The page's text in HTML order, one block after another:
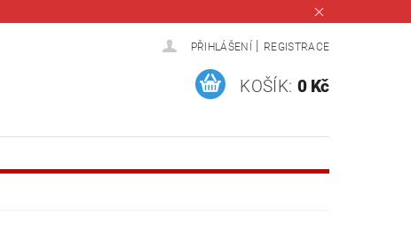
PŘIHLÁŠENÍ REGISTRACE
KOŠÍK: 0 Kč